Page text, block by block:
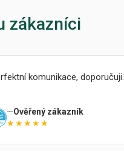
zákazníci
komunikace, doporučuji.
Ověřený zákazník
★★★★★